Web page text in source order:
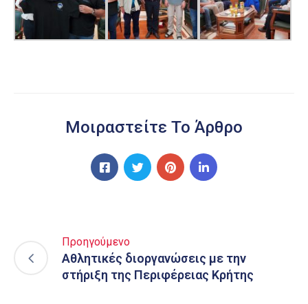
Μοιραστείτε Το Άρθρο
Προηγούμενο
Αθλητικές διοργανώσεις με την
στήριξη της Περιφέρειας Κρήτης